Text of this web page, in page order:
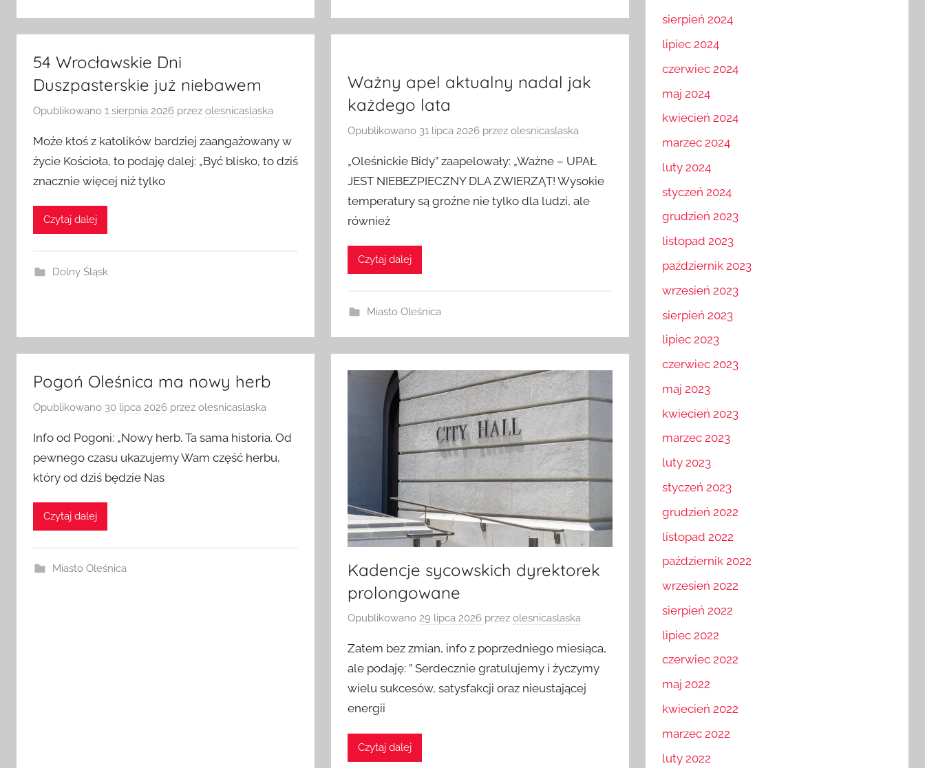
54 Wrocławskie Dni
Duszpasterskie już niebawem
1 sierpnia 2026 olesnicaslaska
Może ktoś z katolików bardziej zaangażowany w
życie Kościoła, to podaję dalej: „Być blisko, to dziś
znacznie więcej niż tylko
Ważny apel aktualny nadal jak
każdego lata
Opublikowano31 lipca 2026 przezolesnicaslaska
„Oleśnickie Bidy” zaapelowały: „Ważne – UPAŁ
JEST NIEBEZPIECZNY DLA ZWIERZĄT! Wysokie
temperatury są groźne nie tylko dla ludzi, ale
Pogoń Oleśnica ma nowy herb
Opublikowano 30 lipca 2026 przez olesnicaslaska
Info od Pogoni: „Nowy herb. Ta sama historia. Od
pewnego czasu ukazujemy Wam część herbu,
który od dziś będzie Nas
Kadencje sycowskich dyrektorek
prolongowane
Opublikowano29 lipca 2026 przezolesnicaslaska
Zatem bez zmian, info z poprzedniego miesiąca,
ale podaję: ” Serdecznie gratulujemy i życzymy
wielu sukcesów, satysfakcji oraz nieustającej
energii
sierpień 2024
lipiec 2024
czerwiec 2024
maj 2024
marzec 2024
luty 2024
styczeń 2024
grudzień 2023
listopad 2023
październik 2023
wrzesień 2023
sierpień 2023
lipiec 2023
czerwiec 2023
maj 2023
kwiecień 2023
marzec 2023
luty 2023
styczeń 2023
grudzień 2022
listopad 2022
październik 2022
sierpień 2022
lipiec 2022
maj 2022